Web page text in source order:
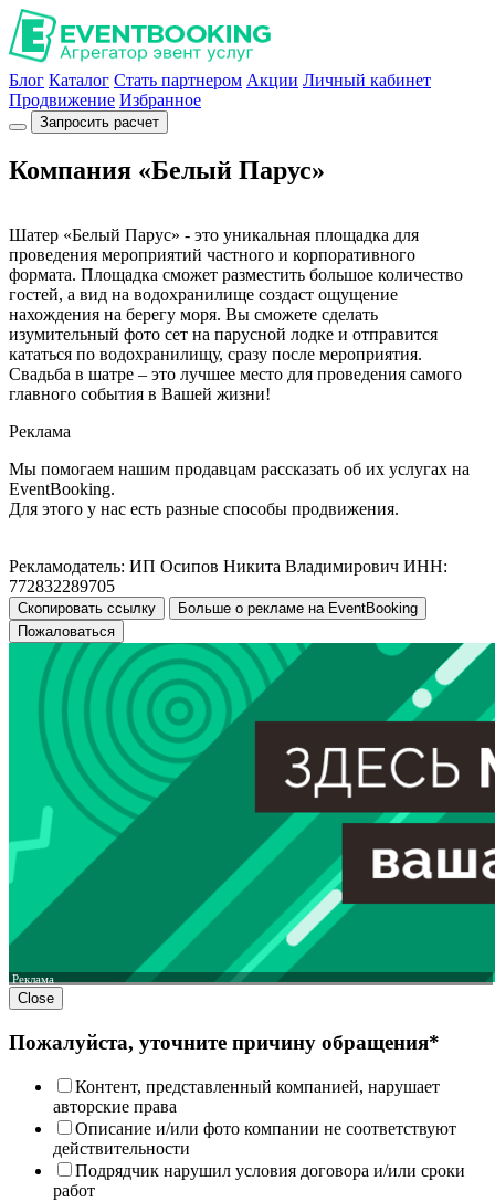
Блог Каталог Стать партнером Акции Личный кабинет
Продвижение Избранное
Запросить расчет
Компания «Белый Парус»
Шатер «Белый Парус» - это уникальная площадка для
проведения мероприятий частного и корпоративного
формата. Площадка сможет разместить большое количество
гостей, а вид на водохранилище создаст ощущение
нахождения на берегу моря. Вы сможете сделать
изумительный фото сет на парусной лодке и отправится
кататься по водохранилищу, сразу после мероприятия.
Свадьба в шатре – это лучшее место для проведения самого
главного события в Вашей жизни!
Реклама
Мы помогаем нашим продавцам рассказать об их услугах на
EventBooking.
Для этого у нас есть разные способы продвижения.
Рекламодатель: ИП Осипов Никита Владимирович ИНН:
772832289705
Скопировать ссылку
Больше о рекламе на EventBooking
Пожаловаться
Реклама
Close
Пожалуйста, уточните причину обращения*
Контент, представленный компанией, нарушает
авторские права
Описание и/или фото компании не соответствуют
действительности
Подрядчик нарушил условия договора и/или сроки
работ